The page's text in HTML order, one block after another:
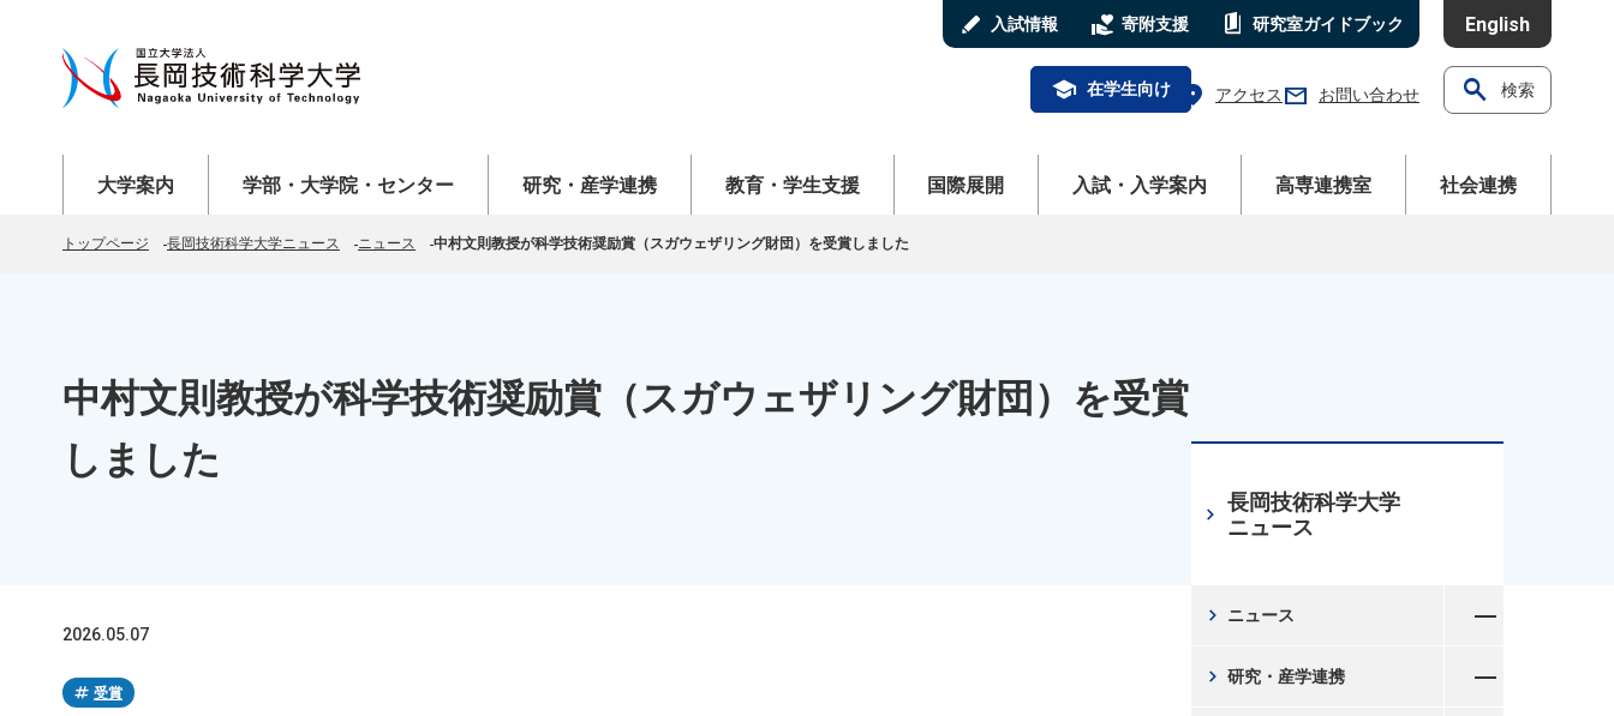
stylus 入試情報 volunteer_activism 寄附支援 book_5 研究室ガイドブック English
school 在学生向け location_on アクセス mail お問い合わせ search 検索
大学案内
学部・大学院・センター
研究・産学連携
教育・学生支援
国際展開
入試・入学案内
高専連携室
社会連携
トップページ 長岡技術科学大学ニュース ニュース 中村文則教授が科学技術奨励賞（スガウェザリング財団）を受賞しました
中村文則教授が科学技術奨励賞（スガウェザリング財団）を受賞
しました
2026.05.07
tag 受賞
長岡技術科学大学
ニュース
chevron_right
ニュース
chevron_right
研究・産学連携
chevron_right